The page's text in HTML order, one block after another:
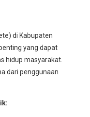
di Kabupaten
yang dapat
hidup masyarakat.
dari penggunaan